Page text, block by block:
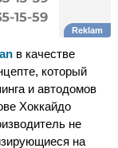
в качестве
который
и автодомов
Хоккайдо
не
на